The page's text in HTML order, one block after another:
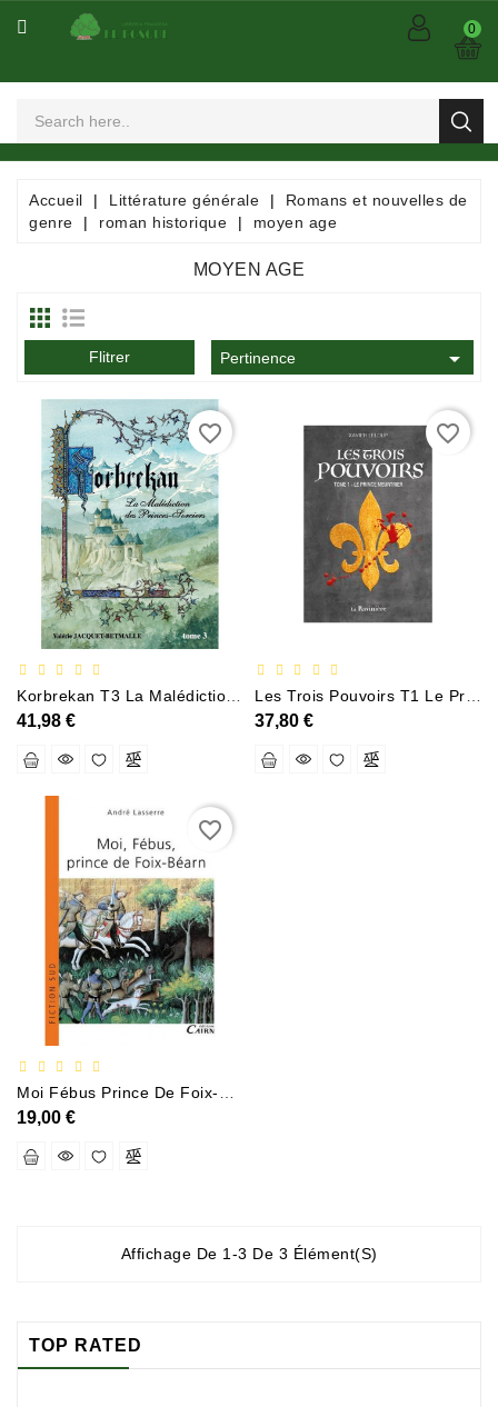
CATÉGORIE
Spectacles
Dessinées
Mangas
Consommables
Dictionnaires
Encyclopédies
Documentation
Entreprise,économie
Droit
Fantasy
Et
Science-
Fiction
Jeunesse
Littérature
Générale
Parascolaire
Policier
Thriller
Religion
Et
Romance
0
Accueil Littérature générale
Romans et nouvelles de
genre
roman historique moyen age
MOYEN AGE
Flitrer Pertinence 
41,98 €
favorite_border
37,80 €
favorite_border
19,00 €
favorite_border
Affichage De 1-3 De 3 Élément(s)
TOP RATED